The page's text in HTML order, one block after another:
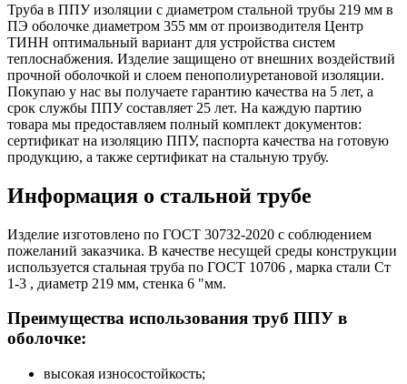
Труба в ППУ изоляции с диаметром стальной трубы 219 мм в
ПЭ оболочке диаметром 355 мм от производителя Центр
ТИНН оптимальный вариант для устройства систем
теплоснабжения. Изделие защищено от внешних воздействий
прочной оболочкой и слоем пенополиуретановой изоляции.
Покупаю у нас вы получаете гарантию качества на 5 лет, а
срок службы ППУ составляет 25 лет. На каждую партию
товара мы предоставляем полный комплект документов:
сертификат на изоляцию ППУ, паспорта качества на готовую
продукцию, а также сертификат на стальную трубу.
Информация о стальной трубе
Изделие изготовлено по ГОСТ 30732-2020 с соблюдением
пожеланий заказчика. В качестве несущей среды конструкции
используется стальная труба по ГОСТ 10706 , марка стали Ст
1-3 , диаметр 219 мм, стенка 6 "мм.
Преимущества использования труб ППУ в
оболочке:
высокая износостойкость;